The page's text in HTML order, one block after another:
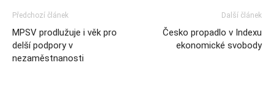
Předchozí článek
MPSV prodlužuje i věk pro
delší podpory v
nezaměstnanosti
Další článek
Česko propadlo v Indexu
ekonomické svobody